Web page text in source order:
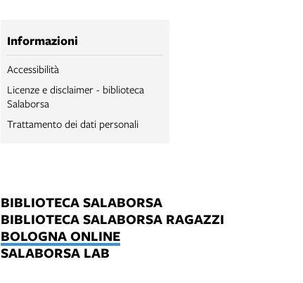
Informazioni
Accessibilità
Licenze e disclaimer - biblioteca
Salaborsa
Trattamento dei dati personali
BIBLIOTECA SALABORSA
BIBLIOTECA SALABORSA RAGAZZI
BOLOGNA ONLINE
SALABORSA LAB